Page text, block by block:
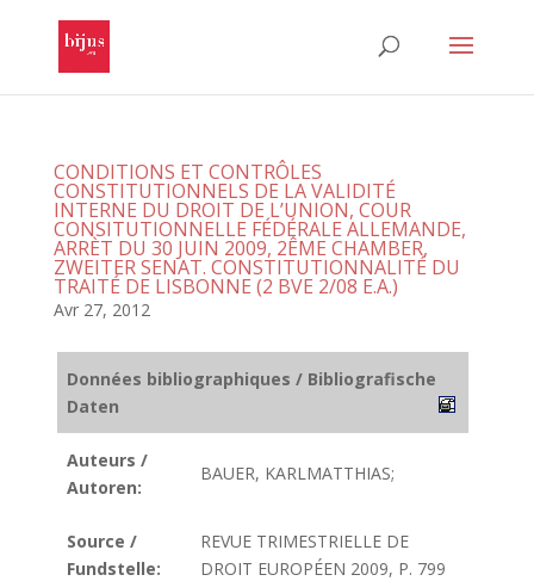
CONDITIONS ET CONTRÔLES
CONSTITUTIONNELS DE LA VALIDITÉ
INTERNE DU DROIT DE L’UNION, COUR
CONSITUTIONNELLE FÉDÉRALE ALLEMANDE,
ARRÈT DU 30 JUIN 2009, 2ÊME CHAMBER,
ZWEITER SENAT. CONSTITUTIONNALITÉ DU
TRAITÉ DE LISBONNE (2 BVE 2/08 E.A.)
Avr 27, 2012
Données bibliographiques / Bibliografische
Daten
Auteurs /
Autoren:
BAUER, KARLMATTHIAS;
Source /
Fundstelle:
REVUE TRIMESTRIELLE DE
DROIT EUROPÉEN 2009, P. 799